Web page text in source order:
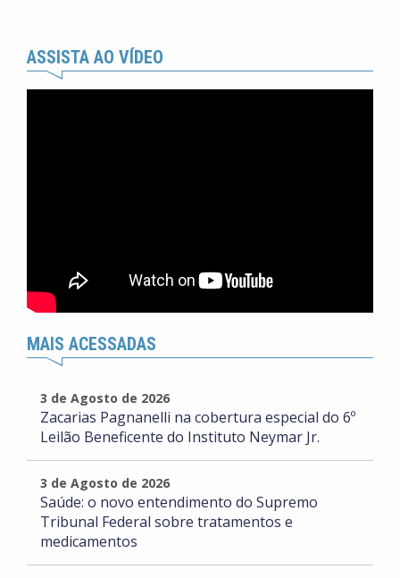
ASSISTA AO VÍDEO
MAIS ACESSADAS
3 de Agosto de 2026
Zacarias Pagnanelli na cobertura especial do 6º
Leilão Beneficente do Instituto Neymar Jr.
3 de Agosto de 2026
Saúde: o novo entendimento do Supremo
Tribunal Federal sobre tratamentos e
medicamentos